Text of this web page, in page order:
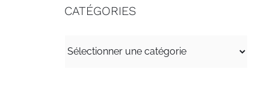
CATÉGORIES